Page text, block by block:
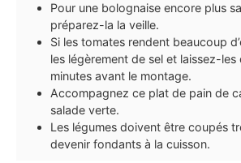
Pour une bolognaise encore plus
préparez-la la veille.
Si les tomates rendent beaucoup
les légèrement de sel et laissez-les
minutes avant le montage.
Accompagnez ce plat de pain de
salade verte.
Les légumes doivent être coupés
devenir fondants à la cuisson.